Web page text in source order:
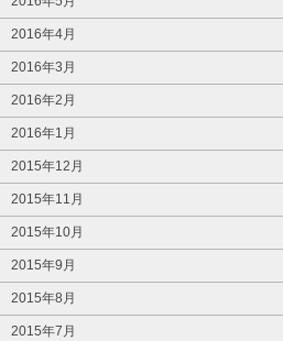
2016年4月
2016年3月
2016年2月
2016年1月
2015年12月
2015年11月
2015年10月
2015年9月
2015年8月
2015年7月